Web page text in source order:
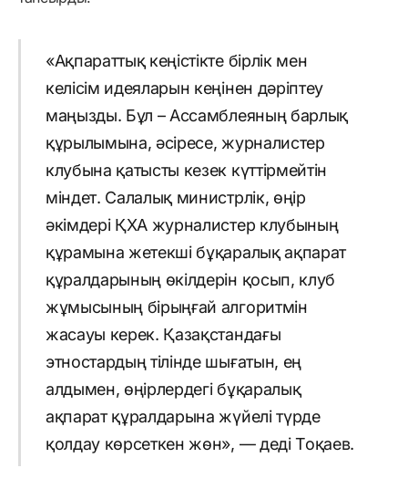
«Ақпараттық кеңістікте бірлік мен
келісім идеяларын кеңінен дәріптеу
маңызды. Бұл – Ассамблеяның барлық
құрылымына, әсіресе, журналистер
клубына қатысты кезек күттірмейтін
міндет. Салалық министрлік, өңір
әкімдері ҚХА журналистер клубының
құрамына жетекші бұқаралық ақпарат
құралдарының өкілдерін қосып, клуб
жұмысының бірыңғай алгоритмін
жасауы керек. Қазақстандағы
этностардың тілінде шығатын, ең
алдымен, өңірлердегі бұқаралық
ақпарат құралдарына жүйелі түрде
қолдау көрсеткен жөн», — деді Тоқаев.